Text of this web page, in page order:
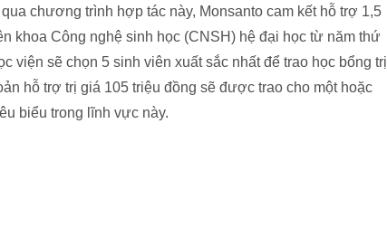
chương trình hợp tác này, Monsanto cam kết hỗ trợ 1,5
khoa Công nghệ sinh học (CNSH) hệ đại học từ năm thứ
viện sẽ chọn 5 sinh viên xuất sắc nhất để trao học bổng trị
hỗ trợ trị giá 105 triệu đồng sẽ được trao cho một hoặc
biểu trong lĩnh vực này.